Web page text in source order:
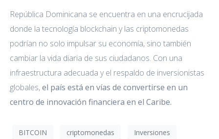
República Dominicana se encuentra en una encrucijada
donde la tecnología blockchain y las criptomonedas
podrían no solo impulsar su economía, sino también
cambiar la vida diaria de sus ciudadanos. Con una
infraestructura adecuada y el respaldo de inversionistas
globales,el país está en vías de convertirse en un
centro de innovación financiera en el Caribe.
BITCOIN criptomonedas
Inversiones